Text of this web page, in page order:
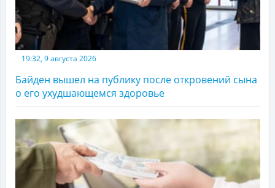
19:32, 9 августа 2026
Байден вышел на публику после откровений сына
о его ухудшающемся здоровье